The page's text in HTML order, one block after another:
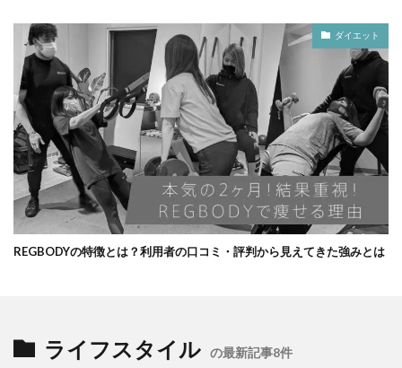
ダイエット
REGBODYの特徴とは？利用者の口コミ・評判から見えてきた強みとは
ライフスタイル の最新記事8件